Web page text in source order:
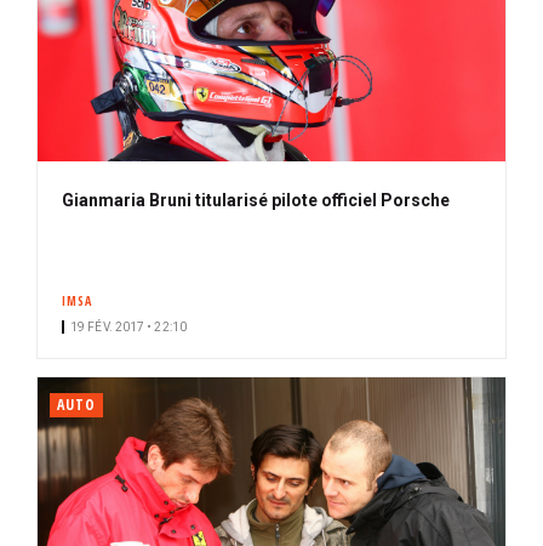
Gianmaria Bruni titularisé pilote officiel Porsche
IMSA
19 FÉV. 2017 • 22:10
AUTO